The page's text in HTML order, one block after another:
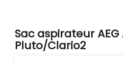
dessous.
Sac aspirateur AEG
Pluto/Clario2